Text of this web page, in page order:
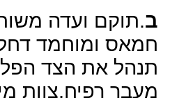
ב.תוקם ועדה
חמאס ומוחמד
תנהל את הצד
מעבר רפיח,צוות